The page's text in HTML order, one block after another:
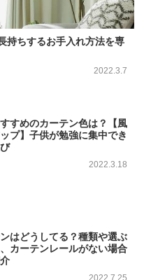
持ちするお手入れ方法を専
2022.3.7
すめのカーテン色は？【風
プ】子供が勉強に集中でき
2022.3.18
はどうしてる？種類や選ぶ
カーテンレールがない場合
2022.7.25